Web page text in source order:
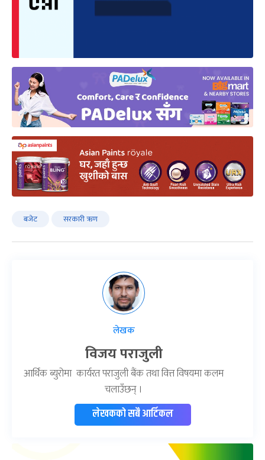
बजेट सरकारी ऋण
लेखक
विजय पराजुली
आर्थिक ब्युरोमा कार्यरत पराजुली बैंक तथा वित्त विषयमा कलम
चलाउँछन् ।
लेखकको सबै आर्टिकल